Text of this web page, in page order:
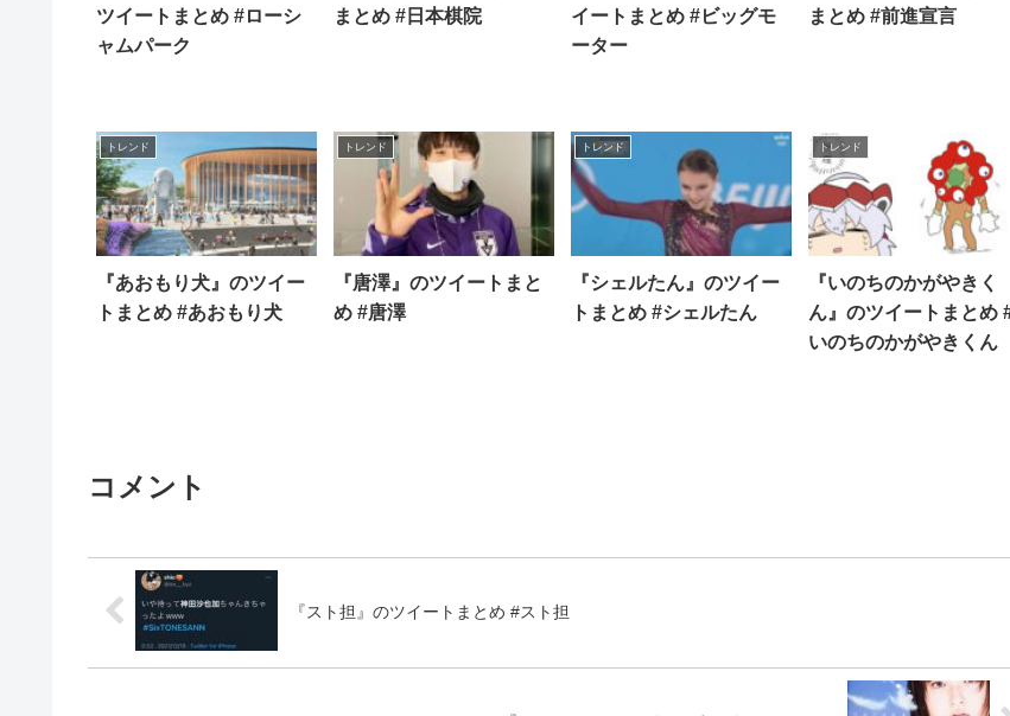
ツイートまとめ #ローシ
ャムパーク
まとめ #日本棋院
イートまとめ #ビッグモ
ーター
まとめ #前進宣言
トレンド
『あおもり犬』のツイー
トまとめ #あおもり犬
トレンド
『唐澤』のツイートまと
め #唐澤
トレンド
『シェルたん』のツイー
トまとめ #シェルたん
トレンド
『いのちのかがやきく
ん』のツイートまとめ
いのちのかがやきくん
コメント
『スト担』のツイートまとめ #スト担